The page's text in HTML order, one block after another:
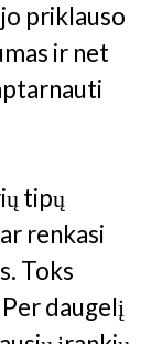
priklauso
ir net
tipų
renkasi
Toks
daugelį